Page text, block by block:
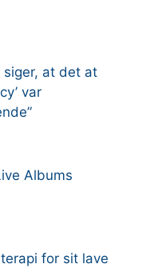
siger, at det at
var
Albums
for sit lave